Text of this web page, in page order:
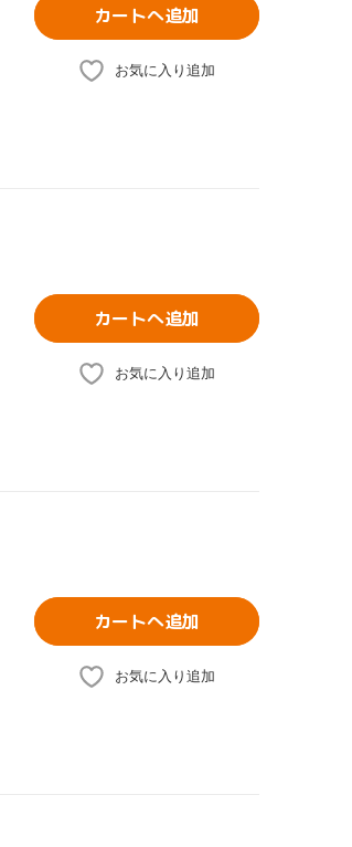
カートへ追加
お気に入り追加
カートへ追加
お気に入り追加
カートへ追加
お気に入り追加